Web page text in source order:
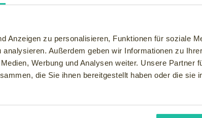
Anzeigen zu personalisieren, Funktionen für soziale
Außerdem geben wir Informationen zu
Werbung und Analysen weiter. Unsere Partner
die Sie ihnen bereitgestellt haben oder die sie
Hotel Antholz